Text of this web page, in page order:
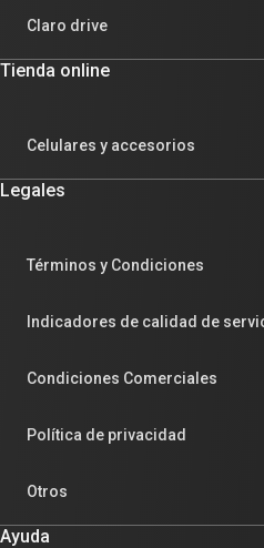
Claro drive
Tienda online
Celulares y accesorios
Legales
Términos y Condiciones
Indicadores de calidad de
Condiciones Comerciales
Política de privacidad
Otros
Ayuda